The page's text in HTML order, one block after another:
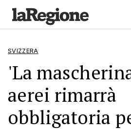
SVIZZERA
'La
aerei rimarrà
obbligatoria